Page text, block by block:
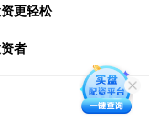
更轻松
者